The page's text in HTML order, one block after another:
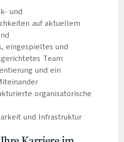
und
auf aktuellem
eingespieltes und
Team
und ein
organisatorische
und Infrastruktur